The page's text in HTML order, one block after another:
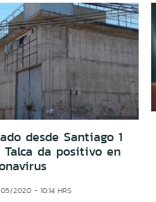
desde Santiago 1
da positivo en
2020 - 10:14 HRS